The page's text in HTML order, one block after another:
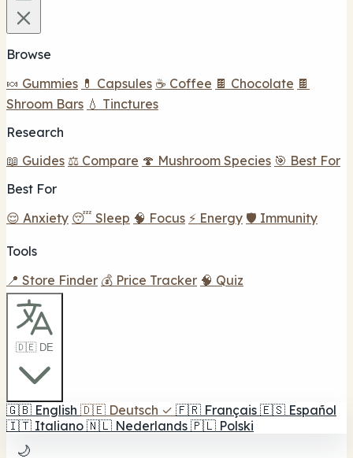
Browse
🍬 Gummies 💊 Capsules ☕ Coffee 🍫 Chocolate 🍫
Shroom Bars 💧 Tinctures
Research
📖 Guides ⚖️ Compare 🍄 Mushroom Species 🎯 Best For
Best For
😌 Anxiety 😴 Sleep 🧠 Focus ⚡ Energy 🛡️ Immunity
Tools
📍 Store Finder 💰 Price Tracker 🧠 Quiz
🇩🇪 DE
🇬🇧 English 🇩🇪 Deutsch ✓ 🇫🇷 Français 🇪🇸 Español
🇮🇹 Italiano 🇳🇱 Nederlands 🇵🇱 Polski
🌙